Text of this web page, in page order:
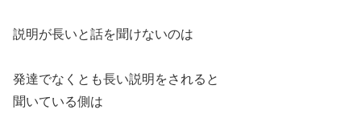
説明が長いと話を聞けないのは
発達でなくとも長い説明をされると
聞いている側は